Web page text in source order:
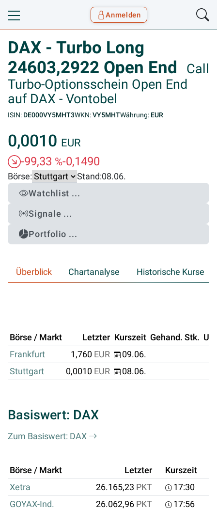
Toggle navigation
Anmelden
DAX - Turbo Long
24603,2922 Open End
Call
Turbo-Optionsschein Open End
auf DAX - Vontobel
ISIN: DE000VY5MHT3WKN:VY5MHTWährung: EUR
0,0010 EUR
-99,33 %-0,1490
Börse: Stand:08.06.
Watchlist ...
Signale ...
Portfolio ...
Überblick Chartanalyse Historische Kurse
Börse / Markt Letzter Kurszeit Gehand. Stk.
Frankfurt
1,760 EUR
09.06.
Stuttgart
0,0010 EUR 08.06.
Basiswert: DAX
Zum Basiswert: DAX
Börse / Markt Letzter
Kurszeit
Xetra
26.165,23 PKT
17:30
GOYAX-Ind.
26.062,96 PKT 17:56